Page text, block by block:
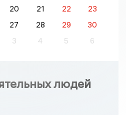
20 21 22
23
27 28 29
30
3 4 5 6
людей